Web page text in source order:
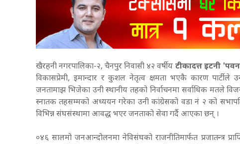
खैरहनी नगरपालिका-२, चैनपुर निवासी ४२ वर्षीय टीकादत्त इटनी
विकासप्रेमी, इमान्दार र कुशल नेतृत्व क्षमता भएकै कारण पार्टीले
जनतामाझ भिजेका उनी स्थानीय तहको निर्वाचनमा सर्वाधिक मतले
स्नातक तहसम्मको अध्ययन गरेका उनी कांग्रेसको वडा नं २ को
विभिन्न संघसंस्थामा आवद्ध भएर जनताको सेवा गर्दै आएका छन् ।
०४६ सालमो जनआन्दोलनमा नेविसंघको राजनीतिमार्फत प्रजातन्त्र